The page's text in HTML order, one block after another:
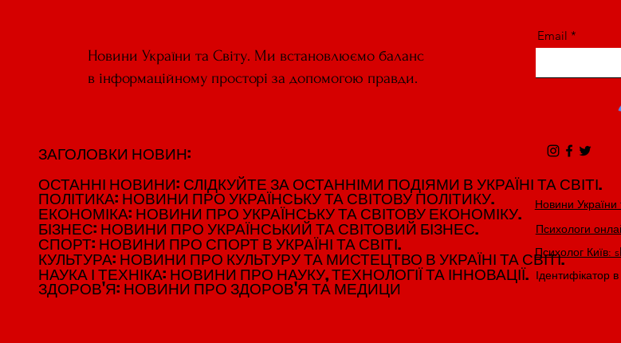
Новини України та Світу. Ми встановлюємо баланс
в інформаційному просторі за допомогою правди.
ЗАГОЛОВКИ НОВИН:
ОСТАННІ НОВИНИ: СЛІДКУЙТЕ ЗА ОСТАННІМИ ПОДІЯМИ В УКРАЇНІ ТА СВІТІ.
ПОЛІТИКА: НОВИНИ ПРО УКРАЇНСЬКУ ТА СВІТОВУ ПОЛІТИКУ.
ЕКОНОМІКА: НОВИНИ ПРО УКРАЇНСЬКУ ТА СВІТОВУ ЕКОНОМІКУ.
БІЗНЕС: НОВИНИ ПРО УКРАЇНСЬКИЙ ТА СВІТОВИЙ БІЗНЕС.
СПОРТ: НОВИНИ ПРО СПОРТ В УКРАЇНІ ТА СВІТІ.
КУЛЬТУРА: НОВИНИ ПРО КУЛЬТУРУ ТА МИСТЕЦТВО В УКРАЇНІ ТА СВІТІ.
НАУКА І ТЕХНІКА: НОВИНИ ПРО НАУКУ, ТЕХНОЛОГІЇ ТА ІННОВАЦІЇ.
ЗДОРОВ'Я: НОВИНИ ПРО ЗДОРОВ'Я ТА МЕДИЦИ
ЗАГОЛОВКИ НОВИН:
ОСТАННІ НОВИНИ: СЛІДКУЙТЕ ЗА ОСТАННІМИ ПОДІЯМИ В УКРАЇНІ ТА СВІТІ.
ПОЛІТИКА: НОВИНИ ПРО УКРАЇНСЬКУ ТА СВІТОВУ ПОЛІТИКУ.
ЕКОНОМІКА: НОВИНИ ПРО УКРАЇНСЬКУ ТА СВІТОВУ ЕКОНОМІКУ.
БІЗНЕС: НОВИНИ ПРО УКРАЇНСЬКИЙ ТА СВІТОВИЙ БІЗНЕС.
СПОРТ: НОВИНИ ПРО СПОРТ В УКРАЇНІ ТА СВІТІ.
КУЛЬТУРА: НОВИНИ ПРО КУЛЬТУРУ ТА МИСТЕЦТВО В УКРАЇНІ ТА СВІТІ.
НАУКА І ТЕХНІКА: НОВИНИ ПРО НАУКУ, ТЕХНОЛОГІЇ ТА ІННОВАЦІЇ.
ЗДОРОВ'Я: НОВИНИ ПРО ЗДОРОВ'Я ТА МЕДИЦИ
Email
Новини України
Психологи
Психолог Київ:
Ідентифікатор